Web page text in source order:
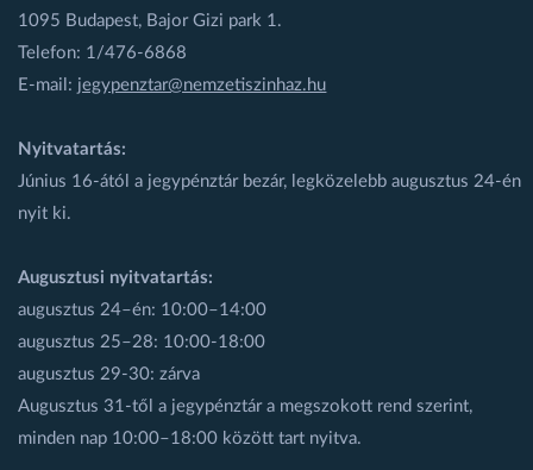
1095 Budapest, Bajor Gizi park 1.
Telefon: 1/476-6868
E-mail: jegypenztar@nemzetiszinhaz.hu
Nyitvatartás:
Június 16-ától a jegypénztár bezár, legközelebb augusztus 24-én
nyit ki.
Augusztusi nyitvatartás:
augusztus 24–én: 10:00–14:00
augusztus 25–28: 10:00-18:00
augusztus 29-30: zárva
Augusztus 31-től a jegypénztár a megszokott rend szerint,
minden nap 10:00–18:00 között tart nyitva.